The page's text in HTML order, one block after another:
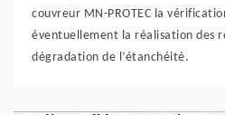
couvreur MN-PROTEC la
éventuellement la réalisation des
dégradation de l’étanchéité.